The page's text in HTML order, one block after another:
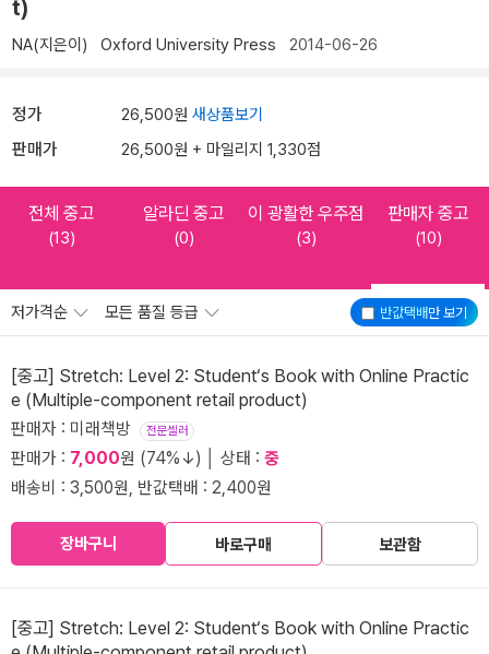
t)
NA(지은이) Oxford University Press 2014-06-26
정가 26,500원 새상품보기
판매가 26,500원 + 마일리지 1,330점
전체 중고
(13)
알라딘 중고
(0)
이 광활한 우주점
(3)
판매자 중고
(10)
반값택배만 보기
저가격순 모든 품질 등급
[중고] Stretch: Level 2: Student‘s Book with Online Practic
e (Multiple-component retail product)
판매자 : 미래책방 전문셀러
판매가 : 7,000원 (74%↓) │ 상태 : 중
배송비 : 3,500원, 반값택배 : 2,400원
장바구니 바로구매 보관함
[중고] Stretch: Level 2: Student‘s Book with Online Practic